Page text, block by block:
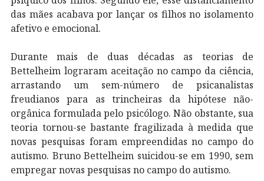
das mães acabava por lançar os filhos no isolamento
afetivo e emocional.
Durante mais de duas décadas as teorias de
Bettelheim lograram aceitação no campo da ciência,
arrastando um sem-número de psicanalistas
freudianos para as trincheiras da hipótese não-
orgânica formulada pelo psicólogo. Não obstante, sua
teoria tornou-se bastante fragilizada à medida que
novas pesquisas foram empreendidas no campo do
autismo. Bruno Bettelheim suicidou-se em 1990, sem
empregar novas pesquisas no campo do autismo.